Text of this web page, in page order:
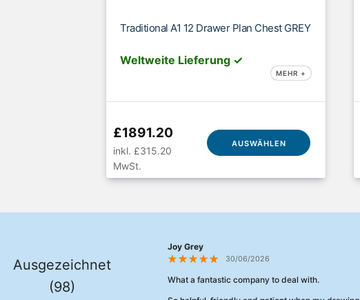
Traditional A1 12 Drawer Plan Chest GREY
Weltweite Lieferung ✓
MEHR +
£1891.20
inkl. £315.20
MwSt.
AUSWÄHLEN
Ausgezeichnet
(98)
Joy Grey
30/06/2026
What a fantastic company to deal with.